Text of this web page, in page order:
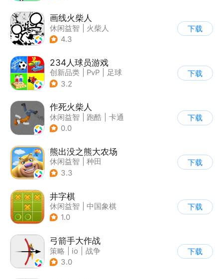
画线火柴人
休闲益智
火柴人
| DIY
4.3
下载
234人球员游戏
创新品类 PvP
足球
| 千人同屏
3.2
下载
作死火柴人
休闲益智 跑酷
卡通
| 62游戏
0.0
下载
熊出没之熊大农场
休闲益智
种田
| 田园生活
3.3
下载
井字棋
休闲益智
中国象棋
1.0
下载
弓箭手大作战
策略 io
战争
| 非对称竞技
3.0
下载